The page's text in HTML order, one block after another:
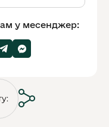
у месенджер: